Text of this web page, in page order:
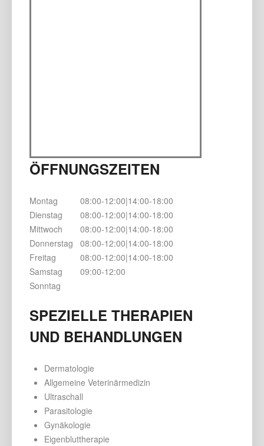
ÖFFNUNGSZEITEN
Montag
08:00-12:00|14:00-18:00
Dienstag
08:00-12:00|14:00-18:00
Mittwoch
08:00-12:00|14:00-18:00
Donnerstag
08:00-12:00|14:00-18:00
Freitag
08:00-12:00|14:00-18:00
Samstag
09:00-12:00
Sonntag
SPEZIELLE THERAPIEN
UND BEHANDLUNGEN
Dermatologie
Allgemeine Veterinärmedizin
Ultraschall
Parasitologie
Gynäkologie
Eigenbluttherapie